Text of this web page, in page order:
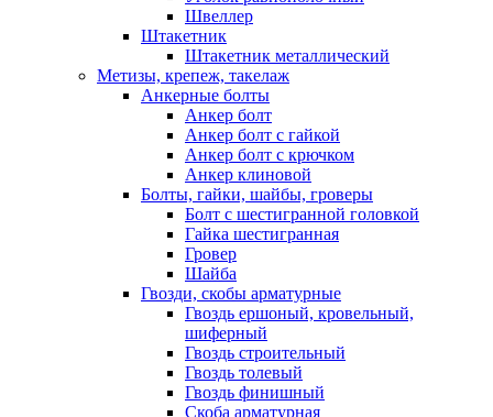
Швеллер
Штакетник
Штакетник металлический
Метизы, крепеж, такелаж
Анкерные болты
Анкер болт
Анкер болт с гайкой
Анкер болт с крючком
Анкер клиновой
Болты, гайки, шайбы, гроверы
Болт c шестигранной головкой
Гайка шестигранная
Гровер
Шайба
Гвозди, скобы арматурные
Гвоздь ершоный, кровельный,
шиферный
Гвоздь строительный
Гвоздь толевый
Гвоздь финишный
Скоба арматурная